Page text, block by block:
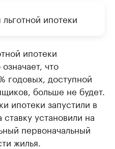
ипотеки
ипотеки
означает, что
годовых, доступной
больше не будет.
ипотеки запустили в
установили на
первоначальный
жилья.